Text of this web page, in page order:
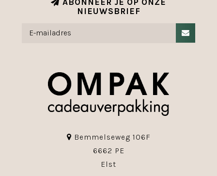
ABONNEER JE OP ONZE
NIEUWSBRIEF
Bemmelseweg 106F
6662 PE
Elst